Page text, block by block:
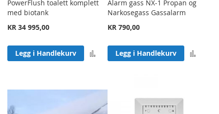
PowerFlush toalett komplett
med biotank
KR 34 995,00
Legg i Handlekurv Legg til sammenligning
Alarm gass NX-1 Propan og
Narkosegass Gassalarm
KR 790,00
Legg i Handlekurv